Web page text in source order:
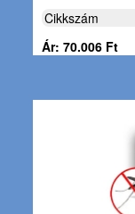
Cikkszám
Ár: 70.006 Ft